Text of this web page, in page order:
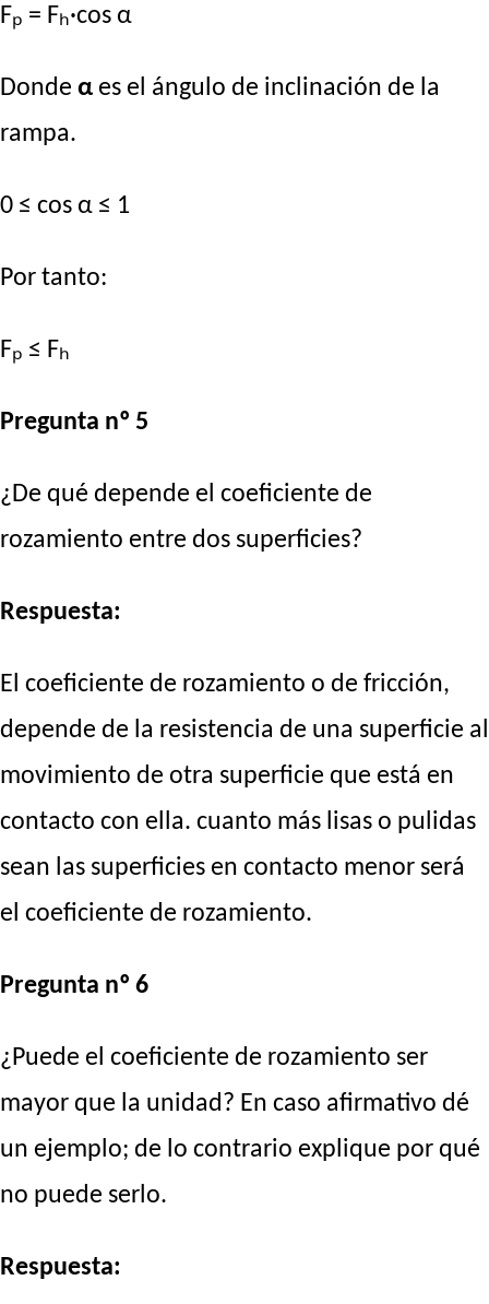
Fₚ = Fₕ·cos α
Donde α es el ángulo de inclinación de la
rampa.
0 ≤ cos α ≤ 1
Por tanto:
Fₚ ≤ Fₕ
Pregunta nº 5
¿De qué depende el coeficiente de
rozamiento entre dos superficies?
Respuesta:
El coeficiente de rozamiento o de fricción,
depende de la resistencia de una superficie al
movimiento de otra superficie que está en
contacto con ella. cuanto más lisas o pulidas
sean las superficies en contacto menor será
el coeficiente de rozamiento.
Pregunta nº 6
¿Puede el coeficiente de rozamiento ser
mayor que la unidad? En caso afirmativo dé
un ejemplo; de lo contrario explique por qué
no puede serlo.
Respuesta: